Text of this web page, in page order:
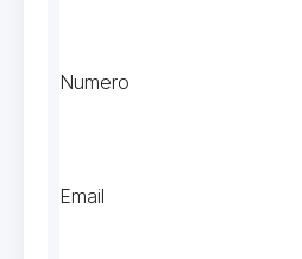
Numero
Email